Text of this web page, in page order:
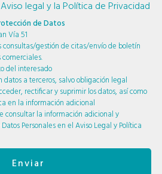
Aviso legal y la Política de Privacidad
de Datos
Vía 51
consultas/gestión de citas/envío de boletín
del interesado
datos a terceros, salvo obligación legal
rectificar y suprimir los datos, así como
en la información adicional
consultar la información adicional y
Personales en el Aviso Legal y Política
Enviar